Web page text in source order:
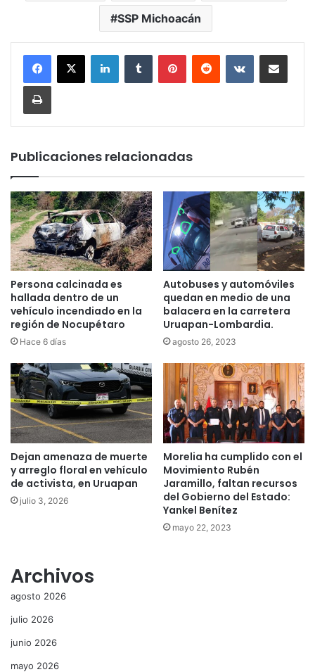
SSP Michoacán
LinkedInTumblr PinterestReddit VKontakteCompartir por
Imprimir
Publicaciones relacionadas
Persona calcinada es
hallada dentro de un
vehículo incendiado en la
región de Nocupétaro
Hace 6 días
Autobuses y automóviles
quedan en medio de una
balacera en la carretera
Uruapan-Lombardia.
agosto 26, 2023
Dejan amenaza de muerte
y arreglo floral en vehículo
de activista, en Uruapan
julio 3, 2026
Morelia ha cumplido con el
Movimiento Rubén
Jaramillo, faltan recursos
del Gobierno del Estado:
Yankel Benítez
mayo 22, 2023
Archivos
agosto 2026
julio 2026
junio 2026
mayo 2026